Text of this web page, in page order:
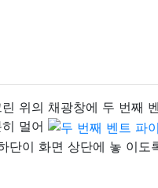
위의 채광창에 두 번째
멀어
단이 화면 상단에 놓 이